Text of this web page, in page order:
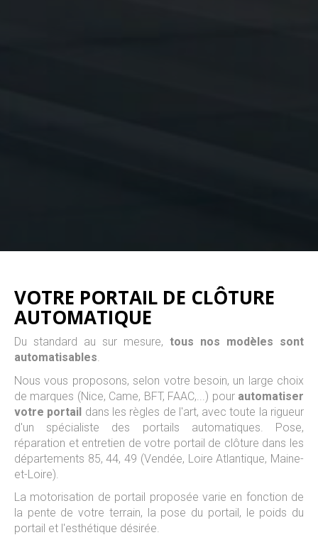
VOTRE PORTAIL DE CLÔTURE
AUTOMATIQUE
Du standard au sur mesure, tous nos modèles sont
automatisables.
Nous vous proposons, selon votre besoin, un large choix
de marques (Nice, Came, BFT, FAAC,...) pour automatiser
votre portail dans les règles de l'art, avec toute la rigueur
d'un spécialiste des portails automatiques. Pose,
réparation et entretien de votre portail de clôture dans les
départements 85, 44, 49 (Vendée, Loire Atlantique, Maine-
et-Loire).
La motorisation de portail proposée varie en fonction de
la pente de votre terrain, la pose du portail, le poids du
portail et l'esthétique désirée.